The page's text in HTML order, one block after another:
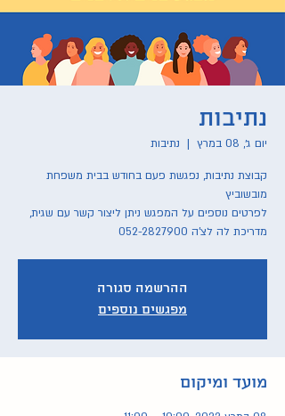
נתיבות
יום ג׳, 08 במרץ
  |
נתיבות
קבוצת נתיבות, נפגשת פעם בחודש בבית משפחת
לפרטים נוספים על המפגש ניתן ליצור קשר עם שגית,
מדריכת לה לצ'ה 052-2827900
ההרשמה סגורה
מפגשים נוספים
מועד ומיקום